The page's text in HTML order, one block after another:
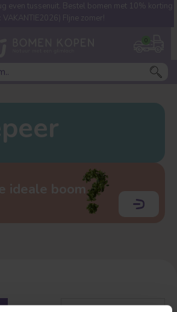
0
even tussenuit. Bestel bomen met 10% korting
VAKANTIE2026) FIjne zomer!
ben jij naar op
Dakvorm